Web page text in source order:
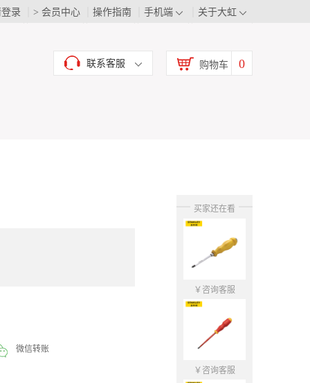
录 > 会员中心 操作指南 手机端 关于大虹
联系客服 购物车 0
微信转账
买家还在看
￥咨询客服
￥咨询客服